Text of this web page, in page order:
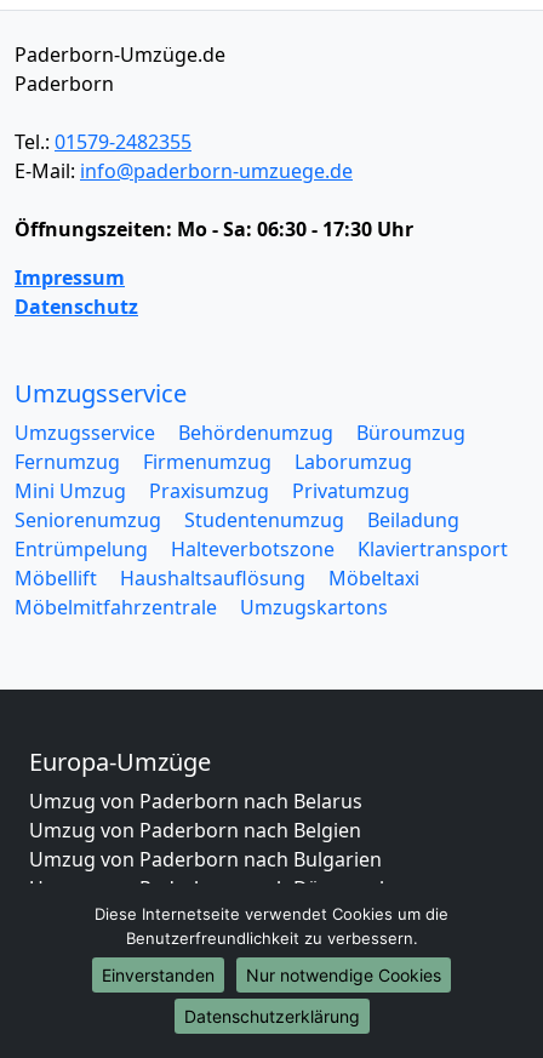
Paderborn-Umzüge.de
Paderborn
Tel.: 01579-2482355
E-Mail: info@paderborn-umzuege.de
Öffnungszeiten: Mo - Sa: 06:30 - 17:30 Uhr
Impressum
Datenschutz
Umzugsservice
Umzugsservice Behördenumzug
Büroumzug
Fernumzug
Firmenumzug
Laborumzug
Mini Umzug
Praxisumzug
Privatumzug
Seniorenumzug
Studentenumzug
Beiladung
Entrümpelung
Halteverbotszone
Klaviertransport
Möbellift
Haushaltsauflösung
Möbeltaxi
Möbelmitfahrzentrale
Umzugskartons
Europa-Umzüge
Umzug von Paderborn nach Belarus
Umzug von Paderborn nach Belgien
Umzug von Paderborn nach Bulgarien
Umzug von Paderborn nach Dänemark
Umzug von Paderborn nach England
Umzug von Paderborn nach Portugal
Umzug von Paderborn nach Bosnien
und Herzegowina
Umzug von Paderborn nach Irland
Diese Internetseite verwendet Cookies um die
Benutzerfreundlichkeit zu verbessern.
Einverstanden
Nur notwendige Cookies
Datenschutzerklärung